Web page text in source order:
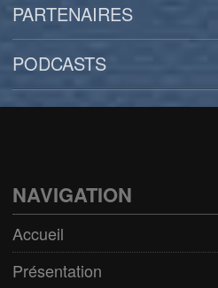
PARTENAIRES
PODCASTS
Bien être/Santé
Culture/Loisirs
Electro/Transe
NAVIGATION
Accueil
Présentation